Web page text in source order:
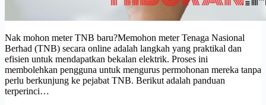
Nak mohon meter TNB baru?Memohon meter Tenaga Nasional
Berhad (TNB) secara online adalah langkah yang praktikal dan
efisien untuk mendapatkan bekalan elektrik. Proses ini
membolehkan pengguna untuk mengurus permohonan mereka tanpa
perlu berkunjung ke pejabat TNB. Berikut adalah panduan
terperinci…